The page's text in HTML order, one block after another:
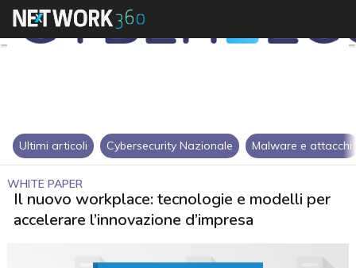
Ultimi articoli Cybersecurity Nazionale Malware e attacchi
WHITE PAPER
Il nuovo workplace: tecnologie e modelli per
accelerare l’innovazione d’impresa